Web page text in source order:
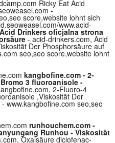
Ricky Eat Acid
-
score,website lohnt sich
www.acid-
Drinkers oficjalna strona
- acid-drinkers.com, Acid
Der Phosphorsäure auf
seo,seo score,website lohnt
kangbofine.com - 2-
3 fluoroanisole -
2-Fluoro-4
,Viskosität Der
www.kangbofine.com seo,seo
runhouchem.com -
Runhou - Viskosität
Oxalsäure diclofenac-